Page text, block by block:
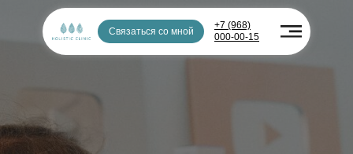
Связаться со мной
+7 (968)
000-00-15